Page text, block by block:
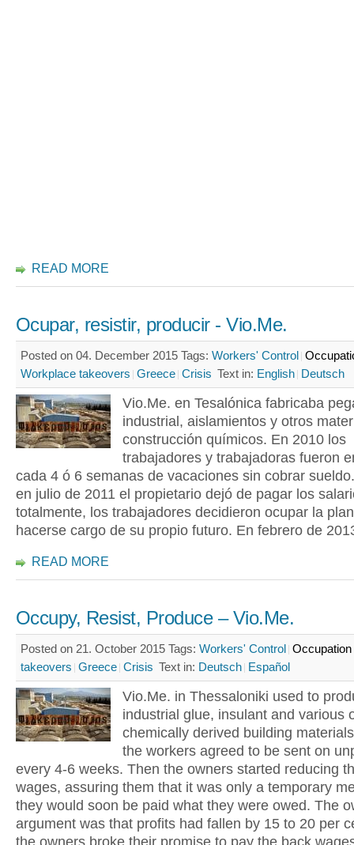
READ MORE
Ocupar, resistir, producir - Vio.Me.
Posted on 04. December 2015 Tags: Workers' Control
Workplace takeovers Greece Crisis Text in: English Deutsch
Vio.Me. en Tesalónica fabricaba
industrial, aislamientos y otros
construcción químicos. En 2010 los
trabajadores y trabajadoras fueron
cada 4 ó 6 semanas de vacaciones sin cobrar
en julio de 2011 el propietario dejó de pagar los
totalmente, los trabajadores decidieron ocupar la
hacerse cargo de su propio futuro. En febrero de
READ MORE
Occupy, Resist, Produce – Vio.Me.
Posted on 21. October 2015 Tags: Workers' Control Occupation
takeovers Greece Crisis Text in: Deutsch Español
Vio.Me. in Thessaloniki used to
industrial glue, insulant and various
chemically derived building
the workers agreed to be sent on
every 4-6 weeks. Then the owners started reducing
wages, assuring them that it was only a temporary
they would soon be paid what they were owed. The
argument was that profits had fallen by 15 to 20 per
the owners broke their promise to pay the back